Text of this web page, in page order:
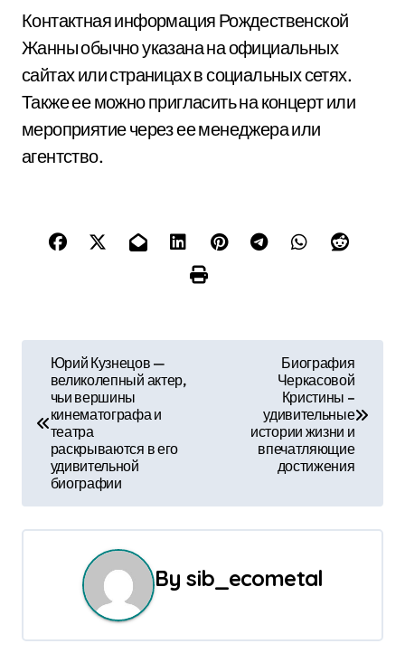
Контактная информация Рождественской
Жанны обычно указана на официальных
сайтах или страницах в социальных сетях.
Также ее можно пригласить на концерт или
мероприятие через ее менеджера или
агентство.
в
г
а
Юрий Кузнецов —
великолепный актер,
чьи вершины
кинематографа и
театра
раскрываются в его
удивительной
биографии
Биография
Черкасовой
Кристины –
удивительные
истории жизни и
впечатляющие
достижения
Bysib_ecometal